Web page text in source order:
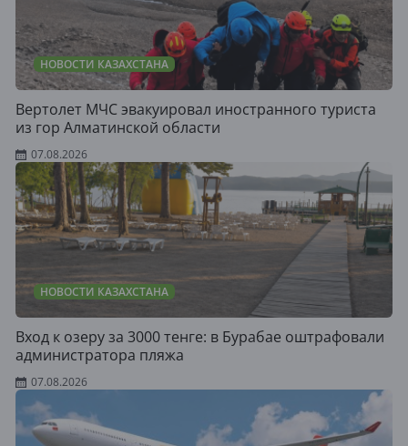
НОВОСТИ КАЗАХСТАНА
Вертолет МЧС эвакуировал иностранного туриста
из гор Алматинской области
07.08.2026
НОВОСТИ КАЗАХСТАНА
Вход к озеру за 3000 тенге: в Бурабае оштрафовали
администратора пляжа
07.08.2026